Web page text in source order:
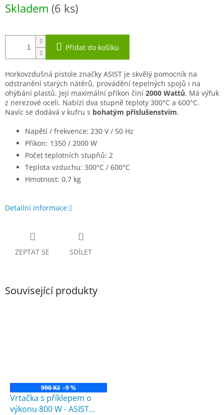
cena:
Skladem (6 ks)
Přidat do košíku
Horkovzdušná pistole značky ASIST je skvělý pomocník na
odstranění starých nátěrů, provádění tepelných spojů i na
ohýbání plastů. Její maximální příkon činí 2000 Wattů. Má výfuk
z nerezové oceli. Nabízí dva stupně teploty 300°C a 600°C.
Navíc se dodává v kufru s bohatým příslušenstvím.
Napětí / frekvence: 230 V / 50 Hz
Příkon: 1350 / 2000 W
Počet teplotních stupňů: 2
Teplota vzduchu: 300°C / 600°C
Hmotnost: 0,7 kg
Detailní informace
ZEPTAT SE SDÍLET
Související produkty
990 Kč –9 %
Vrtačka s příklepem o
výkonu 800 W - ASIST